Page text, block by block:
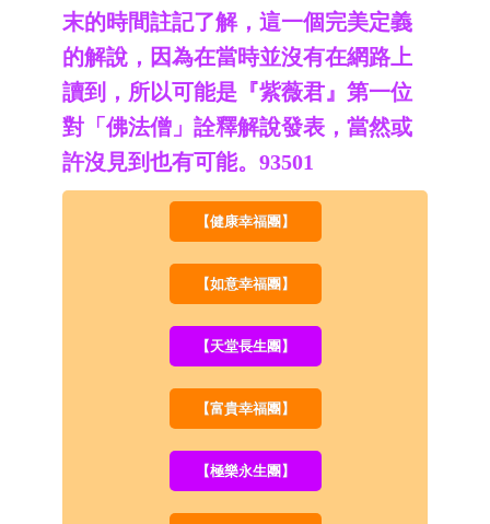
末的時間註記了解，這一個完美定義
的解說，因為在當時並沒有在網路上
讀到，所以可能是『紫薇君』第一位
對「佛法僧」詮釋解說發表，當然或
許沒見到也有可能。93501
【健康幸福團】
【如意幸福團】
【天堂長生團】
【富貴幸福團】
【極樂永生團】